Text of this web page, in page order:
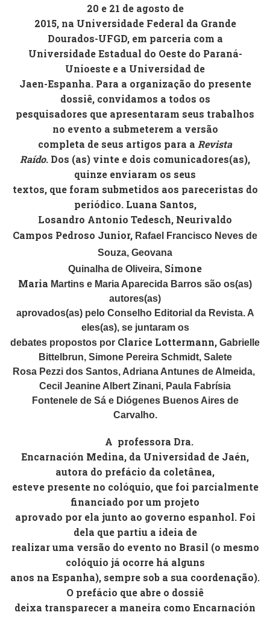
20 e 21 de agosto de
2015, na Universidade Federal da Grande
Dourados-UFGD, em parceria com a
Universidade Estadual do Oeste do Paraná-
Unioeste e a Universidad de
Jaen-Espanha. Para a organização do presente
dossiê, convidamos a todos os
pesquisadores que apresentaram seus trabalhos
no evento a submeterem a versão
completa de seus artigos para a Revista
Raído. Dos (as) vinte e dois comunicadores(as),
quinze enviaram os seus
textos, que foram submetidos aos pareceristas do
periódico. Luana Santos,
Losandro Antonio Tedesch, Neurivaldo
Campos Pedroso Junior, Rafael Francisco Neves de
Souza, Geovana
Quinalha de Oliveira, Simone
Maria Martins e Maria Aparecida Barros são os(as)
autores(as)
aprovados(as) pelo Conselho Editorial da Revista. A
eles(as), se juntaram os
debates propostos por Clarice Lottermann, Gabrielle
Bittelbrun, Simone Pereira Schmidt, Salete
Rosa Pezzi dos Santos, Adriana Antunes de Almeida,
Cecil Jeanine Albert Zinani, Paula Fabrísia
Fontenele de Sá e Diógenes Buenos Aires de
Carvalho.
A professora Dra.
Encarnación Medina, da Universidad de Jaén,
autora do prefácio da coletânea,
esteve presente no colóquio, que foi parcialmente
financiado por um projeto
aprovado por ela junto ao governo espanhol. Foi
dela que partiu a ideia de
realizar uma versão do evento no Brasil (o mesmo
colóquio já ocorre há alguns
anos na Espanha), sempre sob a sua coordenação).
O prefácio que abre o dossiê
deixa transparecer a maneira como Encarnación